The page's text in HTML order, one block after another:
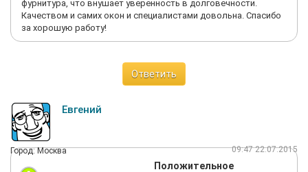
фурнитура, что внушает уверенность в долговечности.
Качеством и самих окон и специалистами довольна. Спасибо
за хорошую работу!
Ответить
Евгений
Город: Москва 09:47 22.07.2015
Положительное